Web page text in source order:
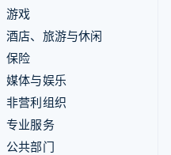
游戏
酒店、旅游与休闲
保险
媒体与娱乐
非营利组织
专业服务
公共部门